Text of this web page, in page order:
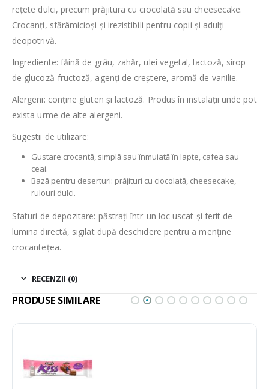
rețete dulci, precum prăjitura cu ciocolată sau cheesecake.
Crocanți, sfărâmicioși și irezistibili pentru copii și adulți
deopotrivă.
Ingrediente: făină de grâu, zahăr, ulei vegetal, lactoză, sirop
de glucoză-fructoză, agenți de creștere, aromă de vanilie.
Alergeni: conține gluten și lactoză. Produs în instalații unde pot
exista urme de alte alergeni.
Sugestii de utilizare:
Gustare crocantă, simplă sau înmuiată în lapte, cafea sau
ceai.
Bază pentru deserturi: prăjituri cu ciocolată, cheesecake,
rulouri dulci.
Sfaturi de depozitare: păstrați într-un loc uscat și ferit de
lumina directă, sigilat după deschidere pentru a menține
crocantețea.
RECENZII (0)
PRODUSE SIMILARE